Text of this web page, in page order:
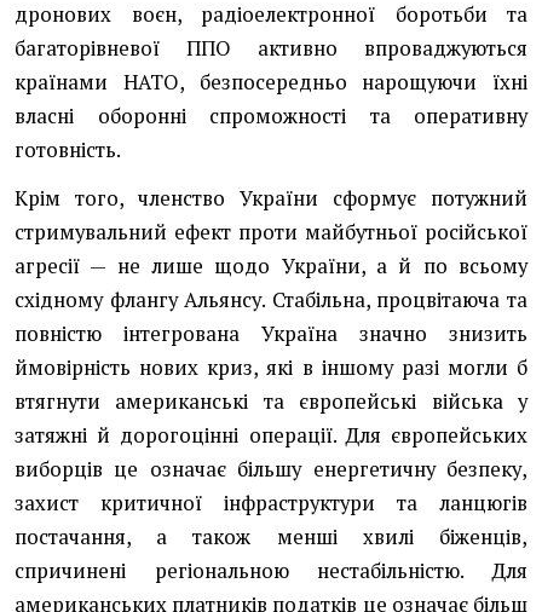
дронових воєн, радіоелектронної боротьби та
багаторівневої ППО активно впроваджуються
країнами НАТО, безпосередньо нарощуючи їхні
власні оборонні спроможності та оперативну
готовність.
Крім того, членство України сформує потужний
стримувальний ефект проти майбутньої російської
агресії — не лише щодо України, а й по всьому
східному флангу Альянсу. Стабільна, процвітаюча та
повністю інтегрована Україна значно знизить
ймовірність нових криз, які в іншому разі могли б
втягнути американські та європейські війська у
затяжні й дорогоцінні операції. Для європейських
виборців це означає більшу енергетичну безпеку,
захист критичної інфраструктури та ланцюгів
постачання, а також менші хвилі біженців,
спричинені регіональною нестабільністю. Для
американських платників податків це означає більш